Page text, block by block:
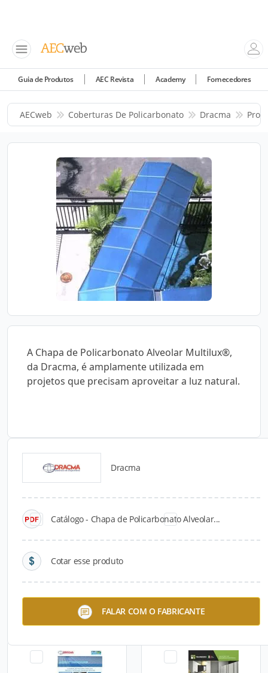
Guia de Produtos AEC Revista Academy Fornecedores
AECweb Coberturas De Policarbonato Dracma
A Chapa de Policarbonato Alveolar Multilux®,
da Dracma, é amplamente utilizada em
projetos que precisam aproveitar a luz natural.
Dracma
Catálogo - Chapa de Policarbonato Alveolar...
Cotar esse produto
FALAR COM O FABRICANTE
Catálogos para Download
Porta de Impacto Vai e Vem
DRPVC Flexdoor - Dracma